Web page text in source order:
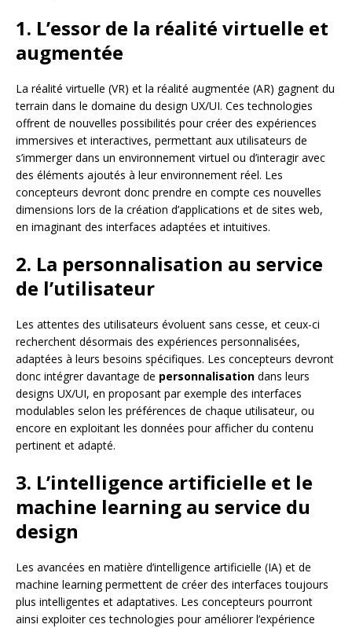
1. L’essor de la réalité virtuelle et
augmentée
La réalité virtuelle (VR) et la réalité augmentée (AR) gagnent du
terrain dans le domaine du design UX/UI. Ces technologies
offrent de nouvelles possibilités pour créer des expériences
immersives et interactives, permettant aux utilisateurs de
s’immerger dans un environnement virtuel ou d’interagir avec
des éléments ajoutés à leur environnement réel. Les
concepteurs devront donc prendre en compte ces nouvelles
dimensions lors de la création d’applications et de sites web,
en imaginant des interfaces adaptées et intuitives.
2. La personnalisation au service
de l’utilisateur
Les attentes des utilisateurs évoluent sans cesse, et ceux-ci
recherchent désormais des expériences personnalisées,
adaptées à leurs besoins spécifiques. Les concepteurs devront
donc intégrer davantage de personnalisation dans leurs
designs UX/UI, en proposant par exemple des interfaces
modulables selon les préférences de chaque utilisateur, ou
encore en exploitant les données pour afficher du contenu
pertinent et adapté.
3. L’intelligence artificielle et le
machine learning au service du
design
Les avancées en matière d’intelligence artificielle (IA) et de
machine learning permettent de créer des interfaces toujours
plus intelligentes et adaptatives. Les concepteurs pourront
ainsi exploiter ces technologies pour améliorer l’expérience